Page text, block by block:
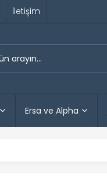
İletişim
Ersa ve Alpha